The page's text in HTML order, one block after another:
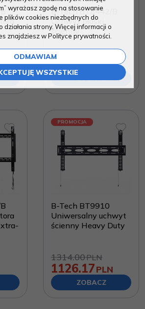
B-Tech BT8442/B
Uchwyt płaski,
ścienny
456.51
355.73PLN
ZOBACZ
PROMOCJA
B-Tech BT9910
Uniwersalny uchwyt
ścienny Heavy Duty
1314.00PLN
1126.17PLN
ZOBACZ
wyrażasz zgodę na stosowanie
plików cookies niezbędnych do
działania strony. Więcej informacji o
znajdziesz w Polityce prywatności.
ODMAWIAM
WSZYSTKIE